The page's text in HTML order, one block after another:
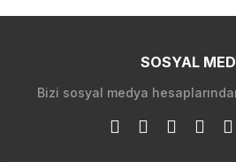
SOSYAL
Bizi sosyal medya